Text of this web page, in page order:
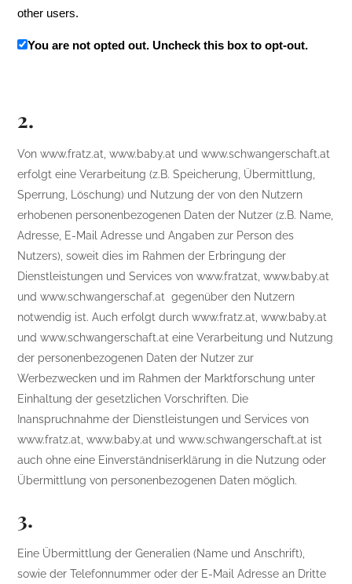
other users.
You are not opted out. Uncheck this box to opt-out.
2.
Von www.fratz.at, www.baby.at und www.schwangerschaft.at
erfolgt eine Verarbeitung (z.B. Speicherung, Übermittlung,
Sperrung, Löschung) und Nutzung der von den Nutzern
erhobenen personenbezogenen Daten der Nutzer (z.B. Name,
Adresse, E-Mail Adresse und Angaben zur Person des
Nutzers), soweit dies im Rahmen der Erbringung der
Dienstleistungen und Services von www.fratzat, www.baby.at
und www.schwangerschaf.at gegenüber den Nutzern
notwendig ist. Auch erfolgt durch www.fratz.at, www.baby.at
und www.schwangerschaft.at eine Verarbeitung und Nutzung
der personenbezogenen Daten der Nutzer zur
Werbezwecken und im Rahmen der Marktforschung unter
Einhaltung der gesetzlichen Vorschriften. Die
Inanspruchnahme der Dienstleistungen und Services von
www.fratz.at, www.baby.at und www.schwangerschaft.at ist
auch ohne eine Einverständniserklärung in die Nutzung oder
Übermittlung von personenbezogenen Daten möglich.
3.
Eine Übermittlung der Generalien (Name und Anschrift),
sowie der Telefonnummer oder der E-Mail Adresse an Dritte